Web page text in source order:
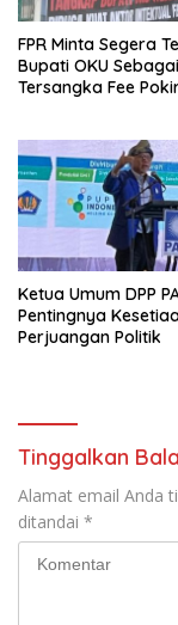
FPR Minta Segera
Bupati OKU Sebagai
Tersangka Fee
Ketua Umum DPP
Pentingnya
Perjuangan Politik
Tinggalkan
Alamat email Anda
ditandai *